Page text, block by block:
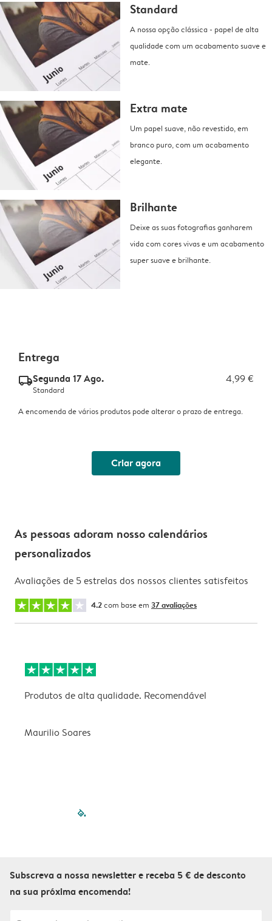
Standard
A nossa opção clássica - papel de alta
qualidade com um acabamento suave e
mate.
Extra mate
Um papel suave, não revestido, em
branco puro, com um acabamento
elegante.
Brilhante
Deixe as suas fotografias ganharem
vida com cores vivas e um acabamento
super suave e brilhante.
Entrega
delivery_standard_v2Segunda 17 Ago. 4,99 €
Standard
A encomenda de vários produtos pode alterar o prazo de entrega.
Criar agora
As pessoas adoram nosso calendários
personalizados
Avaliações de 5 estrelas dos nossos clientes satisfeitos
4.2com base em 37 avaliações
Produtos de alta qualidade. Recomendável
Maurilio Soares
filled-pagination
Subscreva a nossa newsletter e receba 5 € de desconto
na sua próxima encomenda!